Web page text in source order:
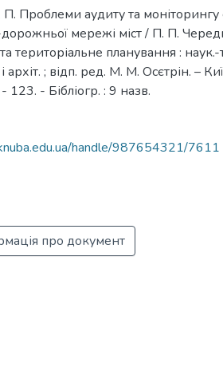
Проблеми аудиту та моніторингу
мережі міст / П. П.
територіальне планування : наук.-
архіт. ; відп. ред. М. М. Осєтрін. –
- Бібліогр. : 9 назв.
handle/987654321/7611
про документ